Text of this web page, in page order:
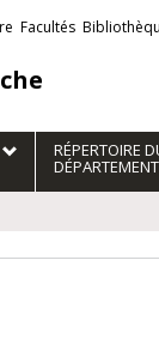
Facultés
RÉPERTOIRE
DÉPARTEMENT